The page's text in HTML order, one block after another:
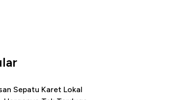
Sepatu Karet Lokal